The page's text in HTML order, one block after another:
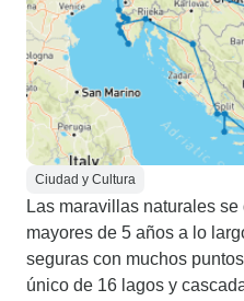
Ciudad y Cultura
Las maravillas naturales
mayores de 5 años a lo
seguras con muchos
único de 16 lagos y